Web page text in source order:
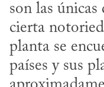
son las únicas
cierta
planta se
países y sus